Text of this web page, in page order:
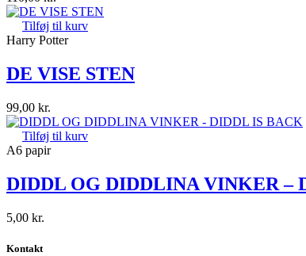
Tilføj til kurv
Harry Potter
DE VISE STEN
99,00 kr.
Tilføj til kurv
A6 papir
DIDDL OG DIDDLINA VINKER –
5,00 kr.
Kontakt